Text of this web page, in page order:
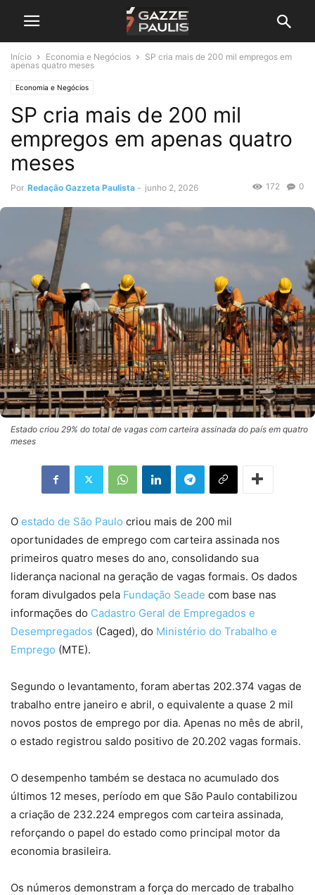
Início Economia e Negócios
SP cria mais de 200 mil empregos em
apenas quatro meses
Economia e Negócios
SP cria mais de 200 mil
empregos em apenas quatro
meses
Por Redação Gazzeta Paulista - junho 2, 2026 0
172
Estado criou 29% do total de vagas com carteira assinada do país em quatro
meses
O estado de São Paulo criou mais de 200 mil
oportunidades de emprego com carteira assinada nos
primeiros quatro meses do ano, consolidando sua
liderança nacional na geração de vagas formais. Os dados
foram divulgados pela Fundação Seade com base nas
informações do Cadastro Geral de Empregados e
Desempregados (Caged), do Ministério do Trabalho e
Emprego (MTE).
Segundo o levantamento, foram abertas 202.374 vagas de
trabalho entre janeiro e abril, o equivalente a quase 2 mil
novos postos de emprego por dia. Apenas no mês de abril,
o estado registrou saldo positivo de 20.202 vagas formais.
O desempenho também se destaca no acumulado dos
últimos 12 meses, período em que São Paulo contabilizou
a criação de 232.224 empregos com carteira assinada,
reforçando o papel do estado como principal motor da
economia brasileira.
Os números demonstram a força do mercado de trabalho